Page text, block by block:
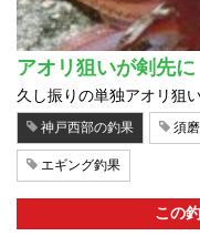
アオリ狙いが剣先に
久し振りの単独アオリ狙
神戸西部の釣果 須
エギング釣果
この